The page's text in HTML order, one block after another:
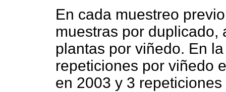
En cada muestreo
muestras por duplicado,
plantas por viñedo. En
repeticiones por viñedo
en 2003 y 3